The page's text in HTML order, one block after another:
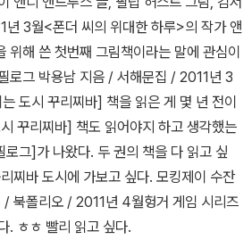
다. 영화와 상관없는 이야기도 좋아요. 사
비극적인 감정이 그리 나쁘지 않네요. (물
하에) 기욤뮈소의 로맨스는 살짝 뭔가 부
지 만큼은 멋져요.^^ 시대 로맨스에 관
보고 드라마 보고 완전 좋아!! 시대 로맨스.
로맨스가 대세인것 같아요. '뷰티풀 크리
리즈로 나올 예정인 책이랍니다. '뷰티풀
이지만 '추락천사'는 살짝 고민해봐야할것
무 재미있게 읽은책. 살짝 야릇한 감정
해야할까? 전작의 명성에 못미쳐 아쉬
3월<폰더 씨의 위대한 하루>의 작가 앤
위해 쓴 첫번째 그림책이라는 말에 관심이
로그 박용남 지음 / 서해문집 / 2011년 3
도시 꾸리찌바] 책을 읽은 게 몇 년 전이
꾸리찌바] 책도 읽어야지 하고 생각했는
그]가 나왔다. 두 권의 책을 다 읽고 싶
찌바 도시에 가보고 싶다. 모킹제이 수잔
/ 북폴리오 / 2011년 4월헝거 게임 시리즈
. ㅎㅎ 빨리 읽고 싶다.